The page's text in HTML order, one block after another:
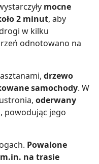
mocne
2 minut, aby
w kilku
odnotowano na
drzewo
samochody. W
oderwany
, powodując jego
Powalone
na trasie